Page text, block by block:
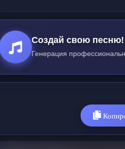
Создай свою песню!
Генерация